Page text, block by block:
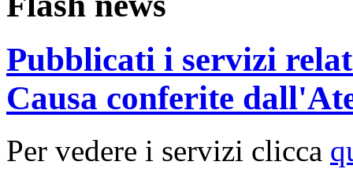
Pubblicati i servizi
Causa conferite
Per vedere i servizi clicca